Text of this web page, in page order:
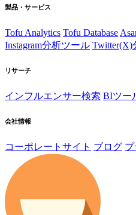
製品・サービス
Tofu Analytics Tofu Database
Instagram分析ツール Twitter(X)
リサーチ
インフルエンサー検索 BIツー
会社情報
コーポレートサイト ブログ